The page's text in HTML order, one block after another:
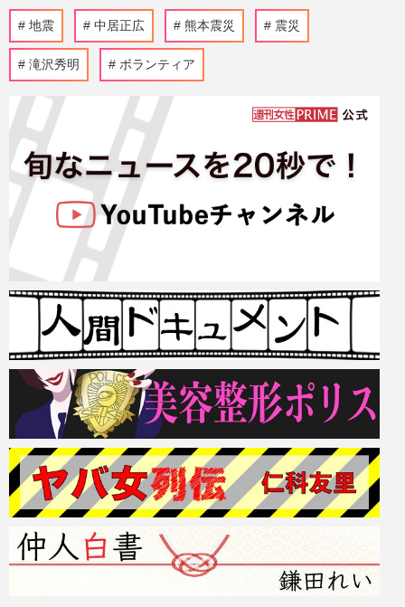
地震 中居正広 熊本震災 震災
滝沢秀明 ボランティア